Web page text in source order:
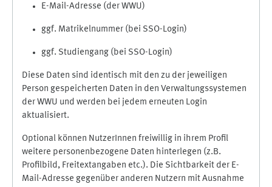
E-Mail-Adresse (der WWU)
ggf. Matrikelnummer (bei SSO-Login)
ggf. Studiengang (bei SSO-Login)
Diese Daten sind identisch mit den zu der jeweiligen
Person gespeicherten Daten in den Verwaltungssystemen
der WWU und werden bei jedem erneuten Login
aktualisiert.
Optional können NutzerInnen freiwillig in ihrem Profil
weitere personenbezogene Daten hinterlegen (z.B.
Profilbild, Freitextangaben etc.). Die Sichtbarkeit der E-
Mail-Adresse gegenüber anderen Nutzern mit Ausnahme